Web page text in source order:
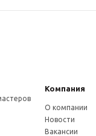
Компания
О компании
Новости
Вакансии